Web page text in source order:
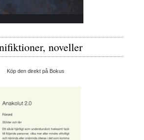
noveller
Köp den direkt på Bokus